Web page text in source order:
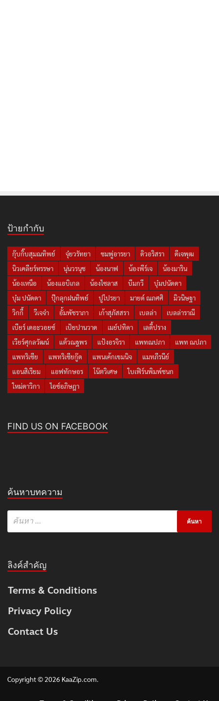
ป้ายกำกับ
กุ๊บกิ๊บสุมณทิพย์ จุ๋ยวรัทยา ชมพู่อารยา ดิวอริสรา
ดีเจพุฒ
นิวเคลียร์หรรษา
นุ่นวรนุช น้องนาฟ น้องพีร์เจ
น้องมาริน
น้องเหนือ
น้องแอบิเกล น้องไซลาส บีมกวี
บุ๋มปนัดดา
บุ๋ม ปนัดดา
ปุ๊กลุกฝนทิพย์ ปูไปรยา มายด์ ณภศศิ
มิวนิษฐา
วิกกี้
วีเจจ๋า อั้มพัชราภา เก้าสุภัสสรา เบลล่า
เบลล่าราณี
เบียร์ เดอะวอยซ์
เป้ยปานวาด เมย์ปทิดา
เลดี้ปราง
เวียร์ศุกลวัฒน์
แต้วณฐพร แป้งอรจิรา แพทณปภา
แพท ณปภา
แพทริเซีย
แพทริเซียกู๊ด แพนเค้กเขมนิจ
แมทภีรนีย์
แอนสิเรียม
แอฟทักษอร โน๊ตวิเศษ
ใบเฟิร์นพิมพ์ชนก
ใหม่ดาวิกา
ไอซ์อภิษฎา
FIND US ON FACEBOOK
ค้นหาบทความ
ลิงค์สำคัญ
Terms & Conditions
Privacy Policy
Contact Us
Copyright © 2026 KaaZip.com.